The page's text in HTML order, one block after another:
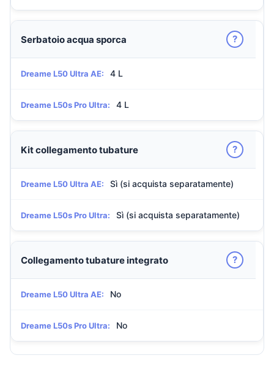
Serbatoio acqua sporca ?
Dreame L50 Ultra AE: 4 L
Dreame L50s Pro Ultra: 4 L
Kit collegamento tubature ?
Dreame L50 Ultra AE: Sì (si acquista separatamente)
Dreame L50s Pro Ultra: Sì (si acquista separatamente)
Collegamento tubature integrato ?
Dreame L50 Ultra AE: No
Dreame L50s Pro Ultra: No